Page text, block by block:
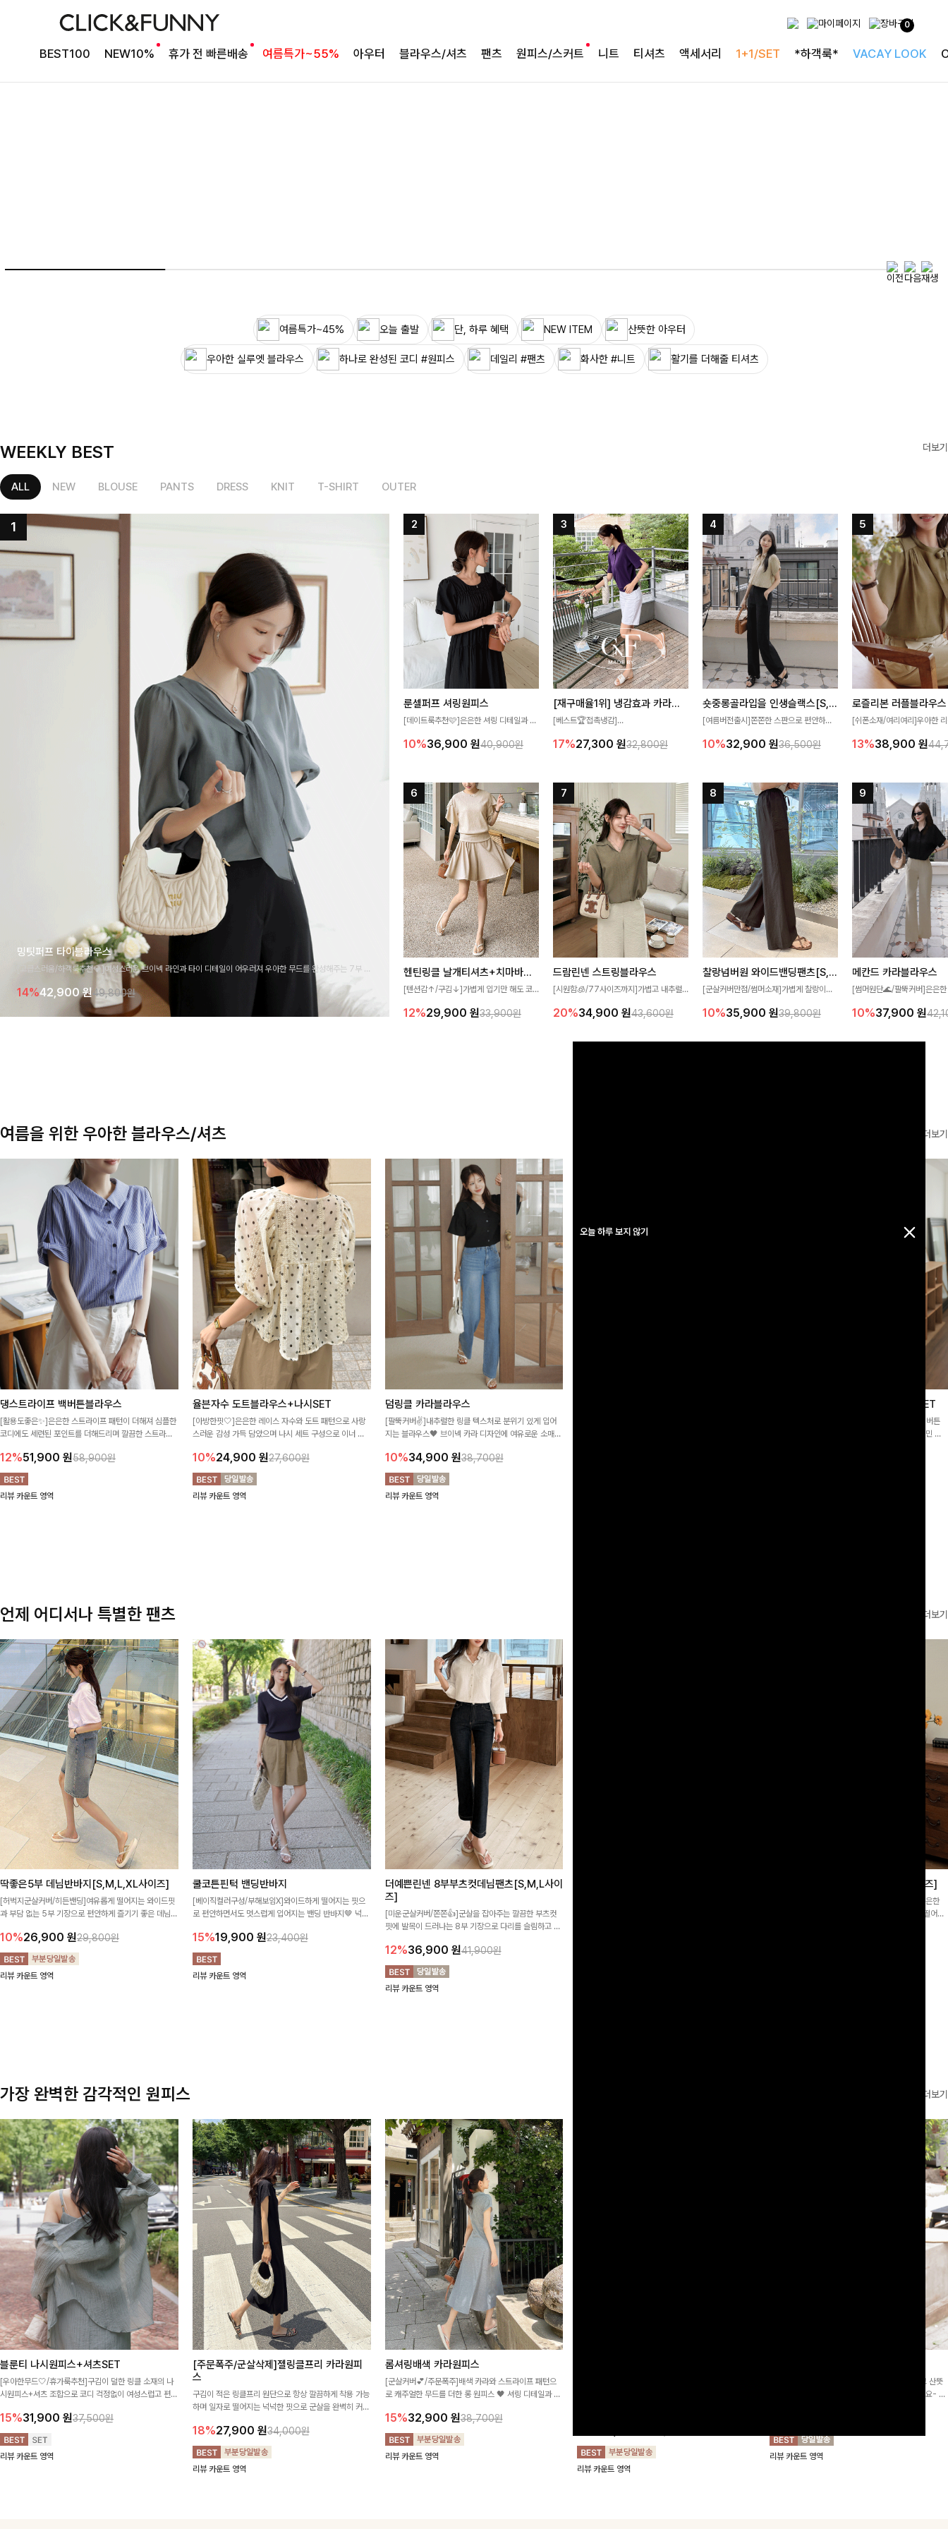
0
BEST100 NEW10% 휴가 전 빠른배송 여름특가~55% 아우터 블라우스/셔츠 팬츠 원피스/스커트 니트 티셔츠 액세서리 1+1/SET *하객룩* VACAY LOOK
오늘 하루 보지 않기
여름의 끝을 완성할
감각적인 원피스
특별한 날을 빛내는
하객룩의 정석
여름특가~45% 오늘 출발 단, 하루 혜택 NEW ITEM 산뜻한 아우터
우아한 실루엣 블라우스 하나로 완성된 코디 #원피스 데일리 #팬츠 화사한 #니트 활기를 더해줄 티셔츠
WEEKLY BEST 더보기
ALL NEW BLOUSE PANTS DRESS KNIT T-SHIRT OUTER
밍팃퍼프 타이블라우스
[고급스러움/하객룩추천💎]여성스러운 브이넥 라인과 타이 디테일이 어우러져 우아한 무드를 완성해주는 7부 블
라우스 🤍 여유로운 7부 소매로 편안하게 착용되며 데일리룩부터 출근룩, 하객룩까지 세련된 스타일링을 연출하
기 좋은 아이템이에요
14%42,900원 49,800원
룬셀퍼프 셔링원피스
[데이트룩추천🩷]은은한 셔링 디테일과 퍼
성해주는 원피스🤍 허리 스모크 밴딩이 슬
즐기기 좋아요
10%36,900 원40,900원
[재구매율1위] 냉감효과 카라니트
[베스트🏆접촉냉감]
고 가벼운 소재감으로 여름에도 시원하게
17%27,300 원32,800원
숏중롱골라입을 인생슬랙스[S,M,L,XL사이즈]
[여름버전출시]쫀쫀한 스판으로 편안하게
숏·기본·롱 기장과 와이드·부츠컷 핏까지 취
10%32,900 원36,500원
로즐리본 러플블라우스
[쉬폰소재/여리여리]우아한
분위기를 더해주는 블라우스
좋아요
13%38,900 원
헨틴링클 날개티셔츠+치마바지SET
[텐션감↑/구김↓]가볍게 입기만 해도 코
게 퍼지는 프릴 날개 소매가 우아한 포인트
12%29,900 원33,900원
드람린넨 스트링블라우스
[시원함🧊/77사이즈까지]가볍고 내추럴
없는 슬릿 카라 디자인이 얼굴선을 더욱 시
20%34,900 원43,600원
찰랑넘버원 와이드밴딩팬츠[S,M,L사이즈]
[군살커버만점/썸머소재]가볍게 찰랑이는
편안하게 착용하실 수 있는 팬츠입니다 🖤
감 있는 착용감을 더해드려요!
10%35,900 원39,800원
메칸드 카라블라우스
[썸머원단🌊/팔뚝커버]은은
세련된 무드를 연출해주는 블
은 베이직한 디자인!
10%37,900 원
여름을 위한 우아한 블라우스/셔츠 더보기
댕스트라이프 백버튼블라우스
[활용도좋은✨]은은한 스트라이프 패턴이 더해져 심플한
코디에도 세련된 포인트를 더해드리며 깔끔한 스트라이
12%51,900 원58,900원
리뷰 카운트 영역
율븐자수 도트블라우스+나시SET
[아방한핏🤍]은은한 레이스 자수와 도트 패턴으로 사랑
스러운 감성 가득 담았으며 나시 세트 구성으로 이너 걱
10%24,900 원27,600원
리뷰 카운트 영역
덤링클 카라블라우스
[팔뚝커버✌]내추럴한 링클 텍스처로 분위기 있게 입어
지는 블라우스🖤 브이넥 카라 디자인에 여유로운 소매핏
10%34,900 원38,700원
리뷰 카운트 영역
제딧레이어드 블라우스+플레어팬츠SET
[완성도높은💗]레이어드한 듯 자연스러운 나시와 버튼
원피스가 함께 구성된 세트 아이템입니다. 코디 고민 없
언제 어디서나 특별한 팬츠 더보기
딱좋은5부 데님반바지[S,M,L,XL사이즈]
[허벅지군살커버/히든밴딩]여유롭게 떨어지는 와이드핏
과 부담 없는 5부 기장으로 편안하게 즐기기 좋은 데님
디한 무드로 연출
10%26,900 원29,800원
리뷰 카운트 영역
쿨코튼핀턱 밴딩반바지
[베이직컬러구성/부해보임X]와이드하게 떨어지는 핏으
로 편안하면서도 멋스럽게 입어지는 밴딩 반바지🤎 넉넉
높게 즐겨지는 아이템!
15%19,900 원23,400원
리뷰 카운트 영역
더예쁜린넨 8부부츠컷데님팬츠[S,M,L사이
즈]
[미운군살커버/쫀쫀👍]군살을 잡아주는 깔끔한 부츠컷
핏에 발목이 드러나는 8부 기장으로 다리를 슬림하고 길
요~!
12%36,900 원41,900원
리뷰 카운트 영역
쿨링버튼 8부와이드팬츠[FREE,L사이즈]
[바스락소재💙/8부기장]사이드 버튼 디테일이 은은한
포인트가 되어주는 와이드 팬츠입니다. 여유롭게 떨어지
가장 완벽한 감각적인 원피스 더보기
블룬티 나시원피스+셔츠SET
[우아한무드🤍/휴가룩추천]구김이 덜한 링클 소재의 나
시원피스+셔츠 조합으로 코디 걱정없이 여성스럽고 편안
15%31,900 원37,500원
리뷰 카운트 영역
[주문폭주/군살삭제]젤링클프리 카라원피
스
구김이 적은 링클프리 원단으로 항상 깔끔하게 착용 가능
하며 일자로 떨어지는 넉넉한 핏으로 군살을 완벽히 커버
18%27,900 원34,000원
리뷰 카운트 영역
롬셔링배색 카라원피스
[군살커버💕/주문폭주]배색 카라와 스트라이프 패턴으
로 캐주얼한 무드를 더한 롱 원피스 🖤 셔링 디테일과 쫀
15%32,900 원38,700원
리뷰 카운트 영역
리뷰 카운트 영역
[청순무드/체형커버]꾸안꾸 무드의 정석🤍 가볍고 산뜻
한 착용감으로 여름 내내 손이 자주 가는 원피스예요- 은
리뷰 카운트 영역